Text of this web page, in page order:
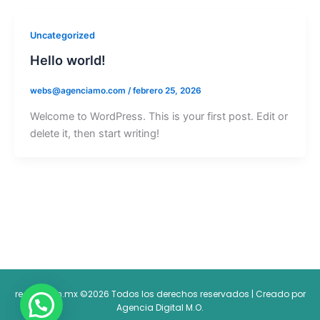
Uncategorized
Hello world!
webs@agenciamo.com /febrero 25, 2026
Welcome to WordPress. This is your first post. Edit or
delete it, then start writing!
regioclean.mx ©2026 Todos los derechos reservados | Creado por
Agencia Digital M.O.